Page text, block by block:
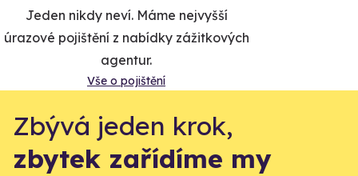
Jeden nikdy neví. Máme nejvyšší
úrazové pojištění z nabídky zážitkových
agentur.
Vše o pojištění
Zbývá jeden krok,
zbytek zařídíme my